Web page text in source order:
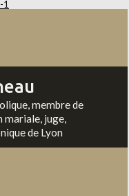
membre de
mariale, juge,
de Lyon